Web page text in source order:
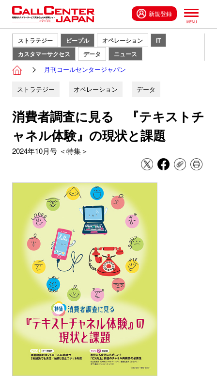
新規登録
ストラテジー ピープル オペレーション
IT
カスタマーサクセス
データ ニュース
月刊コールセンタージャパン
ストラテジー オペレーション データ
消費者調査に見る 『テキストチ
ャネル体験』の現状と課題
2024年10月号 ＜特集＞